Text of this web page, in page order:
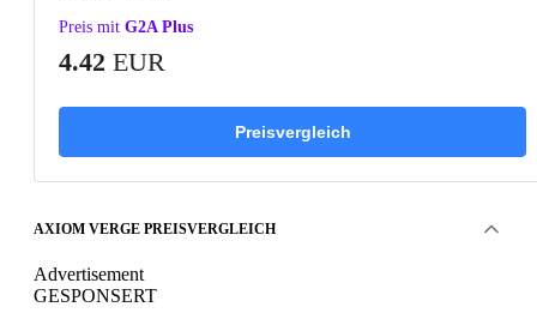
Preis mit G2A Plus
4.42 EUR
Preisvergleich
AXIOM VERGE PREISVERGLEICH
Advertisement
GESPONSERT